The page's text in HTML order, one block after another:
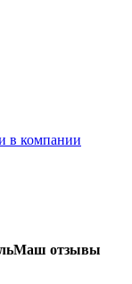
в компании
отзывы